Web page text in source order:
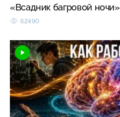
«Всадник багровой ночи»
62490